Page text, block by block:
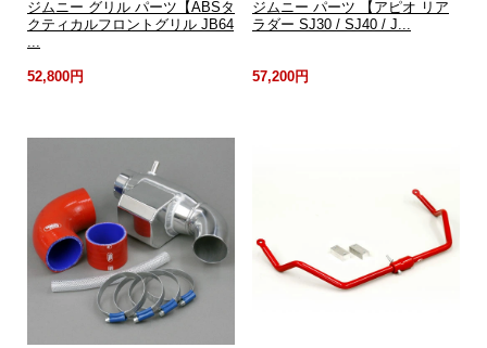
ジムニー グリル パーツ【ABSタ
クティカルフロントグリル JB64
ジムニー パーツ 【アピオ リア
ラダー SJ30 / SJ40 / J...
52,800円 57,200円